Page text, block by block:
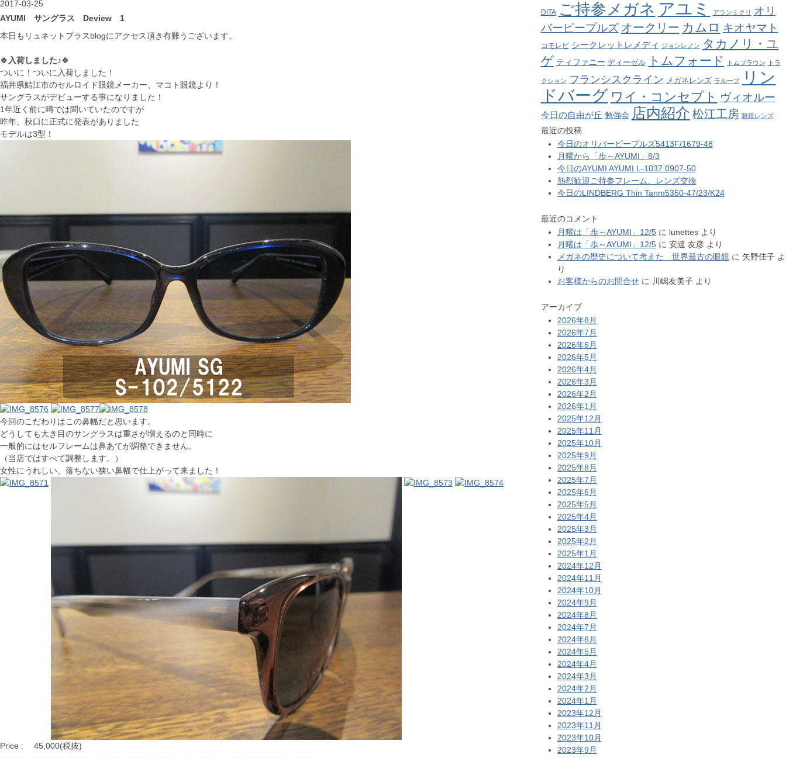
2017-03-25
AYUMI サングラス Deview 1
本日もリュネットプラスblogにアクセス頂き有難うございます。
🍀 入荷しました♪🍀
ついに！ついに入荷しました！
福井県鯖江市のセルロイド眼鏡メーカー、マコト眼鏡より！
サングラスがデビューする事になりました！
1年近く前に噂では聞いていたのですが
昨年、秋口に正式に発表がありました
モデルは3型！
今回のこだわりはこの鼻幅だと思います。
どうしても大き目のサングラスは重さが増えるのと同時に
一般的にはセルフレームは鼻あてが調整できません。
（当店ではすべて調整します。）
女性にうれしい、落ちない狭い鼻幅で仕上がって来ました！
Price : 45,000(税抜)
DITA ご持参メガネ アユミ アランミクリ
オリ
バーピープルズ オークリー カムロ キオヤマト
コモレビ シークレットレメディ ジョンレノン タカノリ・ユ
ゲ ティファニー ディーゼル トムフォード トムブラウン トラ
クション フランシスクライン メガネレンズ ラループ
リン
ドバーグ ワイ・コンセプト ヴィオルー
今日の自由が丘 勉強会 店内紹介 松江工房 眼鏡レンズ
最近の投稿
今日のオリバーピープルズ5413F/1679-48
月曜から「歩～AYUMI」8/3
今日のAYUMI AYUMI L-1037 0907-50
熱烈歓迎ご持参フレーム、レンズ交換
今日のLINDBERG Thin Tanm5350-47/23/K24
最近のコメント
月曜は「歩～AYUMI」12/5に lunettesより
月曜は「歩～AYUMI」12/5に 安達 友彦より
メガネの歴史について考えた 世界最古の眼鏡に 矢野佳子よ
り
お客様からのお問合せに 川嶋友美子より
アーカイブ
2026年8月
2026年7月
2026年6月
2026年5月
2026年4月
2026年3月
2026年2月
2026年1月
2025年12月
2025年11月
2025年10月
2025年9月
2025年8月
2025年7月
2025年6月
2025年5月
2025年4月
2025年3月
2025年2月
2025年1月
2024年12月
2024年11月
2024年10月
2024年9月
2024年8月
2024年7月
2024年6月
2024年5月
2024年4月
2024年3月
2024年2月
2024年1月
2023年12月
2023年11月
2023年10月
2023年9月